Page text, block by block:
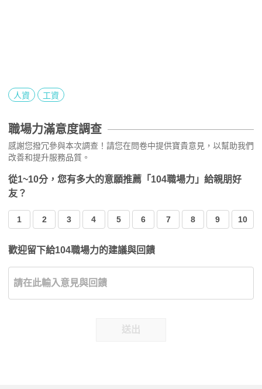
人資 工資
職場力滿意度調查
感謝您撥冗參與本次調查！請您在問卷中提供寶貴意見，以幫助我們
改善和提升服務品質。
從1~10分，您有多大的意願推薦「104職場力」給親朋好
友？
1 2 3 4 5 6 7 8 9 10
歡迎留下給104職場力的建議與回饋
送出